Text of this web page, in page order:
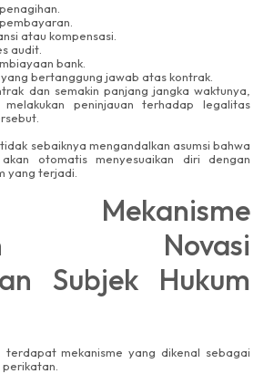
atau kompensasi.
audit.
bank.
bertanggung jawab atas kontrak.
dan semakin panjang jangka waktunya,
peninjauan terhadap legalitas
sebaiknya mengandalkan asumsi bahwa
otomatis menyesuaikan diri dengan
yang terjadi.
Mekanisme
Novasi
Subjek Hukum
mekanisme yang dikenal sebagai